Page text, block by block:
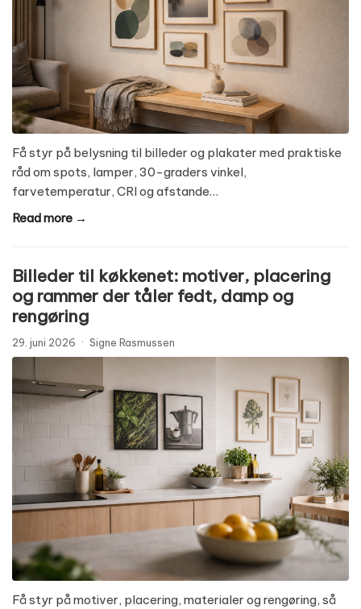
Få styr på belysning til billeder og plakater med praktiske
råd om spots, lamper, 30-graders vinkel,
farvetemperatur, CRI og afstande…
Read more →
Billeder til køkkenet: motiver, placering
og rammer der tåler fedt, damp og
rengøring
29. juni 2026 · Signe Rasmussen
Få styr på motiver, placering, materialer og rengøring, så